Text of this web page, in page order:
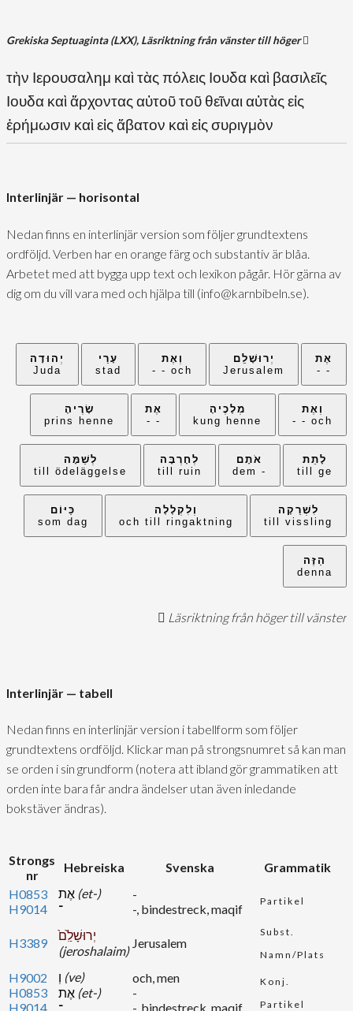
Grekiska Septuaginta (LXX), Läsriktning från vänster till höger
τὴν Ιερουσαλημ καὶ τὰς πόλεις Ιουδα καὶ βασιλεῖς
Ιουδα καὶ ἄρχοντας αὐτοῦ τοῦ θεῖναι αὐτὰς εἰς
ἐρήμωσιν καὶ εἰς ἄβατον καὶ εἰς συριγμὸν
Interlinjär — horisontal
Nedan finns en interlinjär version som följer grundtextens
ordföljd. Verben har en orange färg och substantiv är blåa.
Arbetet med att bygga upp text och lexikon pågår. Hör gärna av
dig om du vill vara med och hjälpa till (info@karnbibeln.se).
אֶת
- -
יְרוּשָׁלִַם
Jerusalem
וְאֶת
och - -
עָרֵי
stad
יְהוּדָה
Juda
וְאֶת
och - -
מְלָכֶיהָ
kung henne
אֶת
- -
שָׂרֶיהָ
prins henne
לָתֵת
till ge
אֹתָם
- dem
לְחָרְבָּה
till ruin
לְשַׁמָּה
till ödeläggelse
לִשְׁרֵקָה
till vissling
וְלִקְלָלָה
och till ringaktning
כַּיּוֹם
som dag
הַזֶּה
denna
Läsriktning från höger till vänster
Interlinjär — tabell
Nedan finns en interlinjär version i tabellform som följer
grundtextens ordföljd. Klickar man på strongsnumret så kan man
se orden i sin grundform (notera att ibland gör grammatiken att
orden inte bara får andra ändelser utan även inledande
bokstäver ändras).
Strongs
nr
Hebreiska Svenska
Grammatik
H0853
H9014
(et-)
־
-
-, bindestreck, maqif
Partikel
H3389
יְרוּשָׁלִַ֙ם֙
(jeroshalaim)
Jerusalem
Subst.
Namn/Plats
H9002
H0853
H9014
(ve)
(et-)
och, men
-
-, bindestreck, maqif
Konj.
Partikel